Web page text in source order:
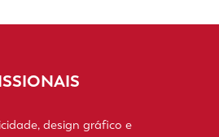
design gráfico e